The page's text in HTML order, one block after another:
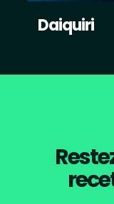
Daiquiri